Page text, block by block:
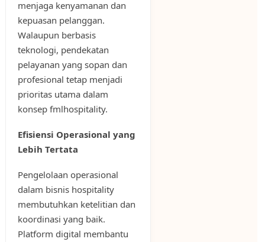
menjaga kenyamanan dan
kepuasan pelanggan.
Walaupun berbasis
teknologi, pendekatan
pelayanan yang sopan dan
profesional tetap menjadi
prioritas utama dalam
konsep fmlhospitality.
Efisiensi Operasional yang
Lebih Tertata
Pengelolaan operasional
dalam bisnis hospitality
membutuhkan ketelitian dan
koordinasi yang baik.
Platform digital membantu